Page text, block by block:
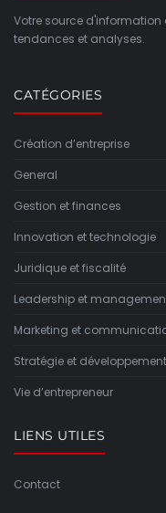
Votre source
tendances et analyses.
CATÉGORIES
Création d’entreprise
General
Gestion et finances
Innovation et technologie
Juridique et fiscalité
Leadership et
Marketing et
Stratégie et développement
Vie d’entrepreneur
LIENS UTILES
Contact